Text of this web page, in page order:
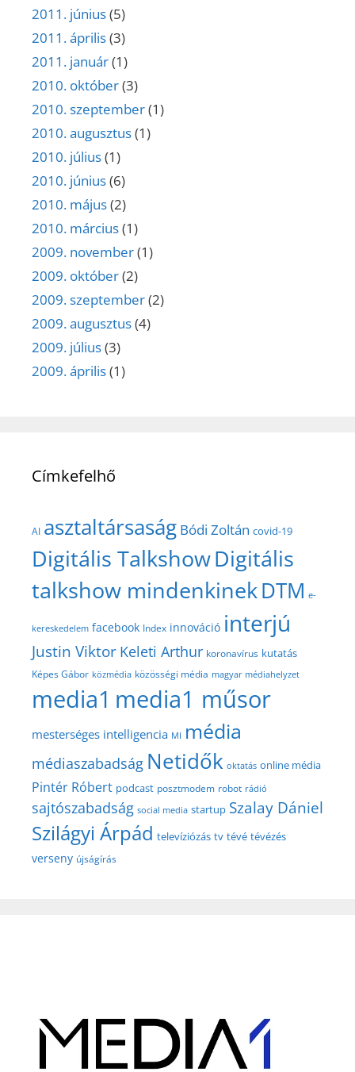
2011. június(5)
2011. április(3)
2011. január(1)
2010. október(3)
2010. szeptember(1)
2010. augusztus(1)
2010. július(1)
2010. június(6)
2010. május(2)
2010. március(1)
2009. november(1)
2009. október(2)
2009. szeptember(2)
2009. augusztus(4)
2009. július(3)
2009. április(1)
Címkefelhő
AI asztaltársaság Bódi Zoltán covid-19
Digitális TalkshowDigitális
talkshow mindenkinekDTM e-
kereskedelem facebook Index innováció interjú
Justin Viktor Keleti Arthur koronavírus kutatás
Képes Gábor közmédia közösségi média magyar médiahelyzet
media1 media1 műsor
mesterséges intelligencia MI média
médiaszabadság Netidők oktatás online média
Pintér Róbert podcast posztmodem robot rádió
sajtószabadság social media startup Szalay Dániel
Szilágyi Árpád televíziózás tv tévé tévézés
verseny újságírás